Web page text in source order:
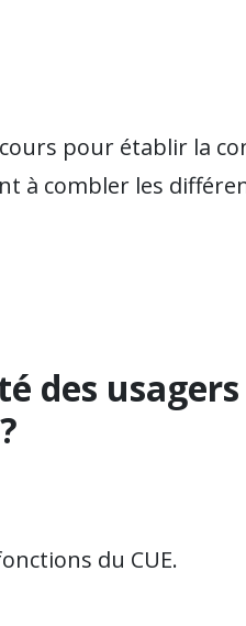
pour établir la
à combler les
des usagers
du CUE.